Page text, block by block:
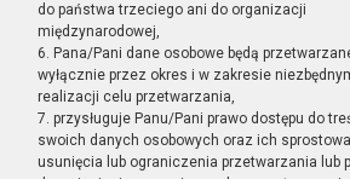
do państwa trzeciego ani do organizacji
międzynarodowej,
6. Pana/Pani dane osobowe będą
wyłącznie przez okres i w zakresie
realizacji celu przetwarzania,
7. przysługuje Panu/Pani prawo dostępu do
swoich danych osobowych oraz ich
usunięcia lub ograniczenia przetwarzania lub